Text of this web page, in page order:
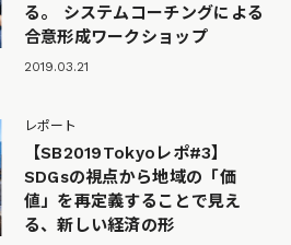
る。 システムコーチングによる
合意形成ワークショップ
2019.03.21
レポート
【SB2019Tokyoレポ#3】
SDGsの視点から地域の「価
値」を再定義することで見え
る、新しい経済の形